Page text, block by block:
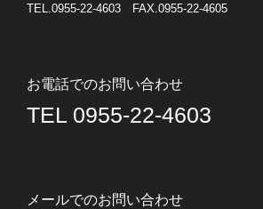
TEL.0955-22-4603 FAX.0955-22-4605
お電話でのお問い合わせ
TEL 0955-22-4603
メールでのお問い合わせ